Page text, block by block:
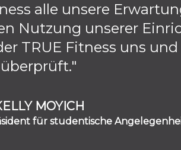
alle unsere
Nutzung unserer
TRUE Fitness uns
überprüft."
MOYICH
für studentische